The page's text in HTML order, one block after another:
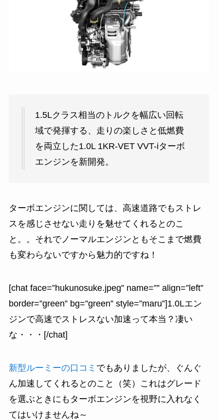
1.5Lクラス相当のトルクを幅広い回転
域で発揮する、走りの楽しさと低燃費
を両立した1.0L 1KR-VET VVT-iターボ
エンジンを新開発。
ターボエンジンに関しては、高速道路でもストレ
スを感じさせない走りを魅せてくれるとのこ
と。。それでノーマルエンジンともそこまで燃費
も変わらないですから魅力的ですね！
[chat face=”hukunosuke.jpeg” name=”” align=”left”
border=”green” bg=”green” style=”maru”]1.0Lエン
ジンで高速でストレスない加速って本当？凄い
な・・・[/chat]
新型ルーミーの口コミ でもありましたが、ぐんぐ
ん加速してくれるとのこと（笑）これはグレード
を選ぶときにもターボエンジンを視野に入れなく
てはいけませんね～